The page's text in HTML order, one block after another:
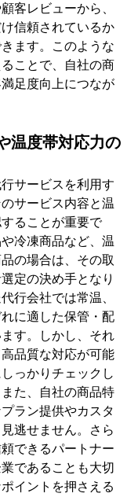
客レビューから、
信頼されているか
ます。このような
ことで、自社の商
足度向上につなが
温度帯対応力の
サービスを利用す
サービス内容と温
ることが重要で
冷凍商品など、温
の場合は、その取
定の決め手となり
行会社では常温、
に適した保管・配
す。しかし、それ
品質な対応が可能
っかりチェックし
た、自社の商品特
ラン提供やカスタ
逃せません。さら
できるパートナー
であることも大切
イントを押さえる